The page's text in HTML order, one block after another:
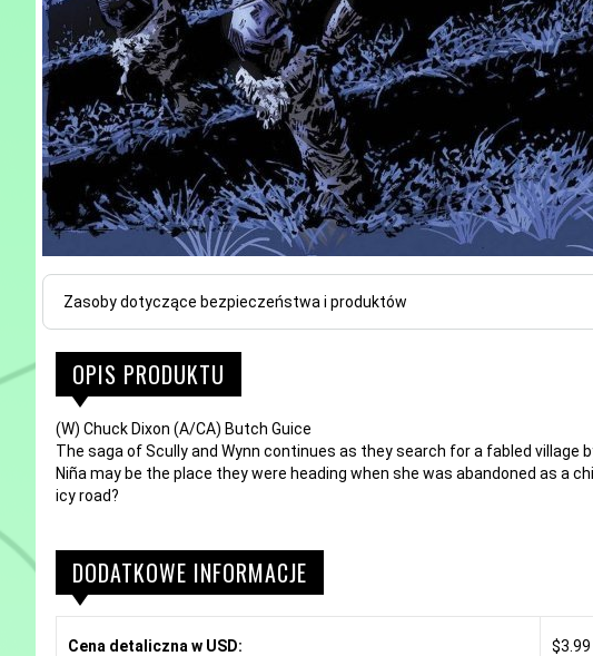
Zasoby dotyczące bezpieczeństwa i produktów
OPIS PRODUKTU
(W) Chuck Dixon (A/CA) Butch Guice
The saga of Scully and Wynn continues as they search for a fabled
Niña may be the place they were heading when she was abandoned as a
icy road?
DODATKOWE INFORMACJE
Cena detaliczna w USD: $3.99